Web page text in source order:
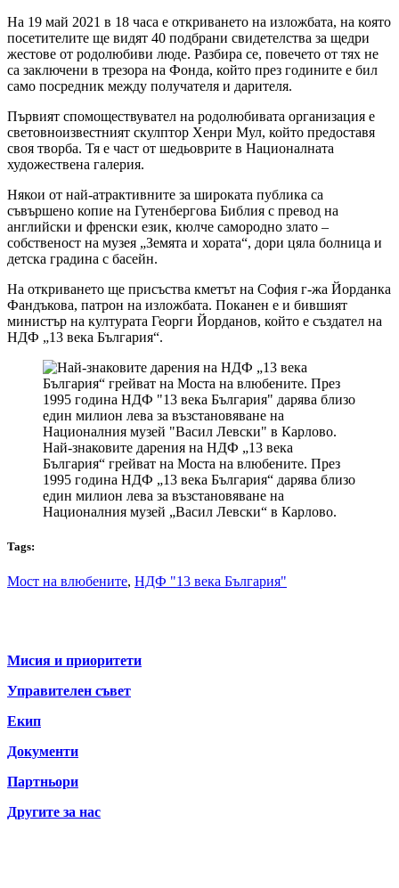
На 19 май 2021 в 18 часа е откриването на изложбата, на която
посетителите ще видят 40 подбрани свидетелства за щедри
жестове от родолюбиви люде. Разбира се, повечето от тях не
са заключени в трезора на Фонда, който през годините е бил
само посредник между получателя и дарителя.
Първият спомоществувател на родолюбивата организация е
световноизвестният скулптор Хенри Мул, който предоставя
своя творба. Тя е част от шедьоврите в Националната
художествена галерия.
Някои от най-атрактивните за широката публика са
съвършено копие на Гутенбергова Библия с превод на
английски и френски език, кюлче самородно злато –
собственост на музея „Земята и хората“, дори цяла болница и
детска градина с басейн.
На откриването ще присъства кметът на София г-жа Йорданка
Фандъкова, патрон на изложбата. Поканен е и бившият
министър на културата Георги Йорданов, който е създател на
НДФ „13 века България“.
Най-знаковите дарения на НДФ „13 века
България“ грейват на Моста на влюбените. През
1995 година НДФ „13 века България“ дарява близо
един милион лева за възстановяване на
Националния музей „Васил Левски“ в Карлово.
Tags:
Мост на влюбените, НДФ "13 века България"
Мисия и приоритети
Управителен съвет
Екип
Документи
Партньори
Другите за нас